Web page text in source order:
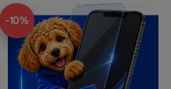
-10%